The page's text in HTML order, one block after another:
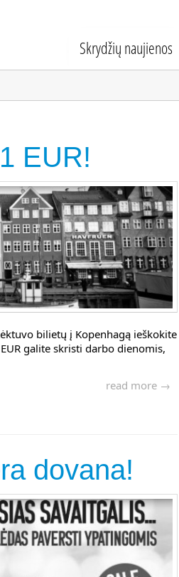
Skrydžių naujienos
EUR!
bilietų į Kopenhagą ieškokite
galite skristi darbo dienomis,
read more →
dovana!